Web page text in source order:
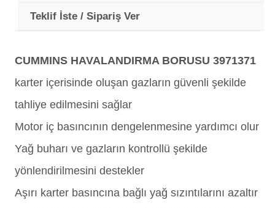
Teklif İste / Sipariş Ver
CUMMINS HAVALANDIRMA BORUSU 3971371
karter içerisinde oluşan gazların güvenli şekilde
tahliye edilmesini sağlar
Motor iç basıncının dengelenmesine yardımcı olur
Yağ buharı ve gazların kontrollü şekilde
yönlendirilmesini destekler
Aşırı karter basıncına bağlı yağ sızıntılarını azaltır